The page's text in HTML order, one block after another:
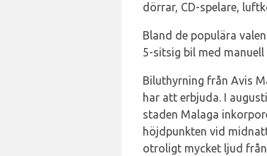
dörrar, CD-spelare,
Bland de populära
5-sitsig bil med
Biluthyrning från Avis
har att erbjuda. I
staden Malaga
höjdpunkten vid
otroligt mycket ljud